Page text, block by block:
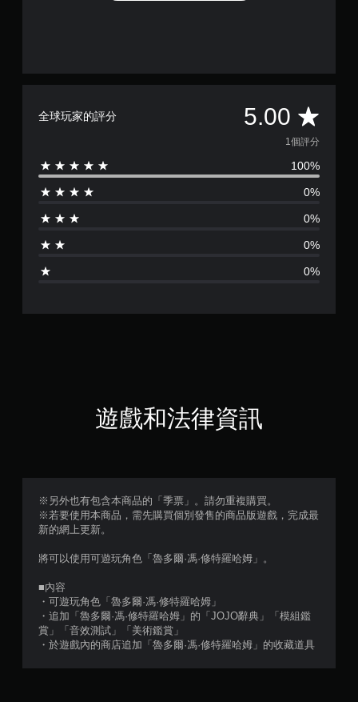
全球玩家的評分 5.00 平
均
評
分
1
星
）
1
則
評
1個評分
100%
0%
0%
0%
0%
遊戲和法律資訊
※另外也有包含本商品的「季票」。請勿重複購買。
※若要使用本商品，需先購買個別發售的商品版遊戲，完成最
新的網上更新。
將可以使用可遊玩角色「魯多爾·馮·修特羅哈姆」。
■內容
・可遊玩角色「魯多爾·馮·修特羅哈姆」
・追加「魯多爾·馮·修特羅哈姆」的「JOJO辭典」「模組鑑
賞」「音效測試」「美術鑑賞」
・於遊戲內的商店追加「魯多爾·馮·修特羅哈姆」的收藏道具